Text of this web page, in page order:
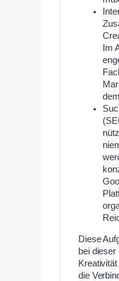
Im
Diese
bei dieser
die